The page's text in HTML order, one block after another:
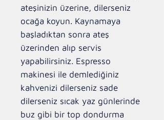
ateşinizin üzerine, dilerseniz
ocağa koyun. Kaynamaya
başladıktan sonra ateş
üzerinden alıp servis
yapabilirsiniz. Espresso
makinesi ile demlediğiniz
kahvenizi dilerseniz sade
dilerseniz sıcak yaz günlerinde
buz gibi bir top dondurma